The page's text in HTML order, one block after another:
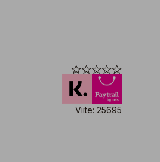
Viite: 25695